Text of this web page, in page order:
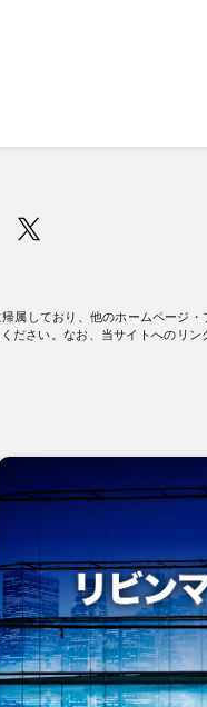
属しており、他のホームページ
ださい。なお、当サイトへのリ